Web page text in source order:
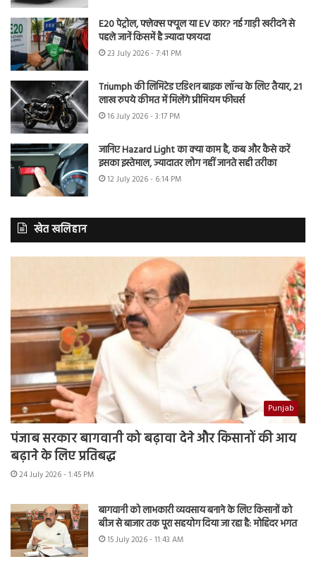
E20 पेट्रोल, फ्लेक्स फ्यूल या EV कार? नई गाड़ी खरीदने से
पहले जानें किसमें है ज्यादा फायदा
23 July 2026 - 7:41 PM
Triumph की लिमिटेड एडिशन बाइक लॉन्च के लिए तैयार, 21
लाख रुपये कीमत में मिलेंगे प्रीमियम फीचर्स
16 July 2026 - 3:17 PM
जानिए Hazard Light का क्या काम है, कब और कैसे करें
इसका इस्तेमाल, ज्यादातर लोग नहीं जानते सही तरीका
12 July 2026 - 6:14 PM
खेत खलिहान
Punjab
पंजाब सरकार बागवानी को बढ़ावा देने और किसानों की आय
बढ़ाने के लिए प्रतिबद्ध
24 July 2026 - 1:45 PM
बागवानी को लाभकारी व्यवसाय बनाने के लिए किसानों को
बीज से बाजार तक पूरा सहयोग दिया जा रहा है: मोहिंदर भगत
15 July 2026 - 11:43 AM